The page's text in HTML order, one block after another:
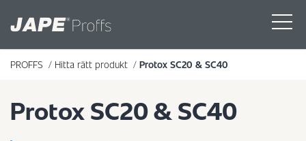
PROFFS / Hitta rätt produkt / Protox SC20 & SC40
Protox SC20 & SC40